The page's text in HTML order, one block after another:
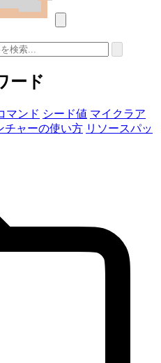
ード
マンド シード値 マイクラア
チャーの使い方 リソースパッ